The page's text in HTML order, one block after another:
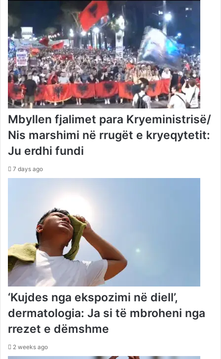
Mbyllen fjalimet para Kryeministrisë/
Nis marshimi në rrugët e kryeqytetit:
Ju erdhi fundi
7 days ago
‘Kujdes nga ekspozimi në diell’,
dermatologia: Ja si të mbroheni nga
rrezet e dëmshme
2 weeks ago